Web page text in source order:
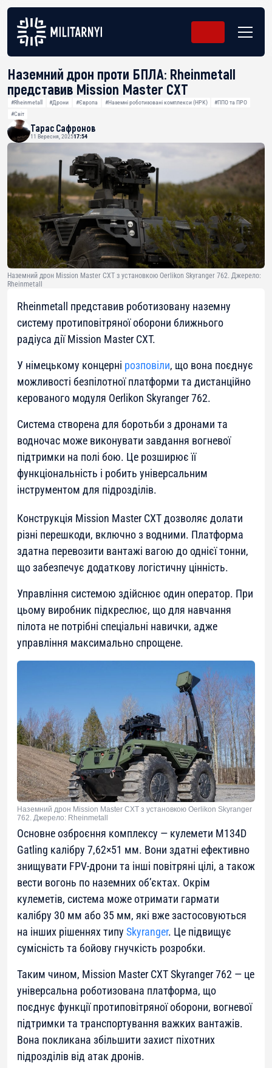
Наземний дрон проти БПЛА: Rheinmetall
представив Mission Master CXT
#Rheinmetall #Дрони #Європа #Наземні роботизовані комплекси (НРК)
#ППО та ПРО
#Світ
Тарас Сафронов
11 Вересня, 202517:54
Наземний дрон Mission Master CXT з установкою Oerlikon Skyranger 762. Джерело:
Rheinmetall
Rheinmetall представив роботизовану наземну
систему протиповітряної оборони ближнього
радіуса дії Mission Master CXT.
У німецькому концерні розповіли, що вона поєднує
можливості безпілотної платформи та дистанційно
керованого модуля Oerlikon Skyranger 762.
Система створена для боротьби з дронами та
водночас може виконувати завдання вогневої
підтримки на полі бою. Це розширює її
функціональність і робить універсальним
інструментом для підрозділів.
Конструкція Mission Master CXT дозволяє долати
різні перешкоди, включно з водними. Платформа
здатна перевозити вантажі вагою до однієї тонни,
що забезпечує додаткову логістичну цінність.
Управління системою здійснює один оператор. При
цьому виробник підкреслює, що для навчання
пілота не потрібні спеціальні навички, адже
управління максимально спрощене.
Наземний дрон Mission Master CXT з установкою Oerlikon Skyranger
762. Джерело: Rheinmetall
Основне озброєння комплексу — кулемети M134D
Gatling калібру 7,62×51 мм. Вони здатні ефективно
знищувати FPV-дрони та інші повітряні цілі, а також
вести вогонь по наземних об’єктах. Окрім
кулеметів, система може отримати гармати
калібру 30 мм або 35 мм, які вже застосовуються
на інших рішеннях типу Skyranger. Це підвищує
сумісність та бойову гнучкість розробки.
Таким чином, Mission Master CXT Skyranger 762 — це
універсальна роботизована платформа, що
поєднує функції протиповітряної оборони, вогневої
підтримки та транспортування важких вантажів.
Вона покликана збільшити захист піхотних
підрозділів від атак дронів.